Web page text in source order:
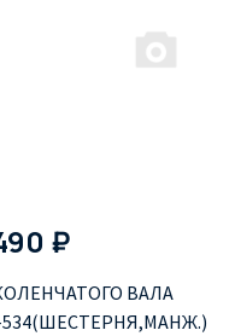
₽
ВАЛА